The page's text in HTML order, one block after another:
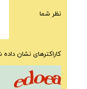
نظر شما
کاراکترهای نشان داده